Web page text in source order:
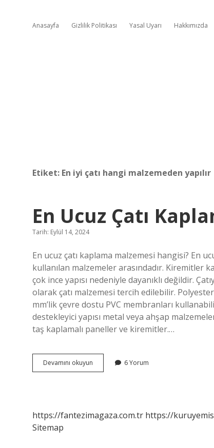
Anasayfa Gizlilik Politikası Yasal Uyarı Hakkımızda
Etiket: En iyi çatı hangi malzemeden yapılır
En Ucuz Çatı
Tarih: Eylül 14, 2024
En ucuz çatı kaplama malzemesi hangisi? En
kullanılan malzemeler arasındadır. Kiremitler
çok ince yapısı nedeniyle dayanıklı değildir.
olarak çatı malzemesi tercih edilebilir.
mm’lik çevre dostu PVC membranları
destekleyici yapısı metal veya ahşap
taş kaplamalı paneller ve kiremitler.…
Devamını okuyun
Ucuz
6 Yorum
https://fantezimagaza.com.tr https://
Sitemap